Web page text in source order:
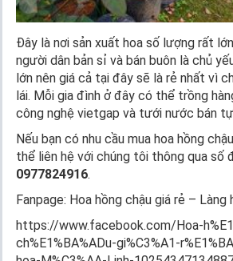
Đây là nơi sản xuất hoa số lượng rất
người dân bản sỉ và bán buôn là chủ
lớn nên giá cả tại đây sẽ là rẻ nhất vì
lái. Mỗi gia đình ở đây có thể trồng
công nghệ vietgap và tưới nước bán
Nếu bạn có nhu cầu mua hoa hồng
thể liên hệ với chúng tôi thông qua số
0977824916.
Fanpage: Hoa hồng chậu giá rẻ – Làng
https://www.facebook.com/Hoa-
ch%E1%BA%ADu-gi%C3%A1-